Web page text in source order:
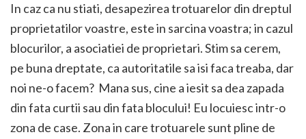
In caz ca nu stiati, desapezirea trotuarelor din dreptul
proprietatilor voastre, este in sarcina voastra; in cazul
blocurilor, a asociatiei de proprietari. Stim sa cerem,
pe buna dreptate, ca autoritatile sa isi faca treaba, dar
noi ne-o facem? Mana sus, cine a iesit sa dea zapada
din fata curtii sau din fata blocului! Eu locuiesc intr-o
zona de case. Zona in care trotuarele sunt pline de